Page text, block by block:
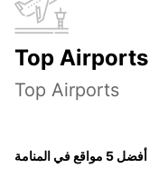
Top Airports
Top Airports
أفضل 5 مواقع في المنامة